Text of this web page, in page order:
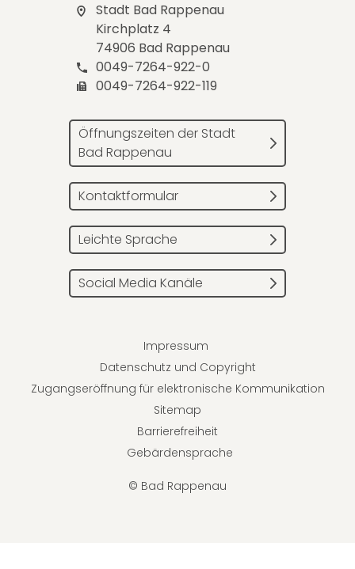
Stadt Bad Rappenau
Kirchplatz 4
74906 Bad Rappenau
0049-7264-922-0
0049-7264-922-119
Öffnungszeiten der Stadt
Bad Rappenau
Kontaktformular
Leichte Sprache
Social Media Kanäle
© Bad Rappenau
Impressum
Datenschutz und Copyright
Zugangseröffnung für elektronische Kommunikation
Sitemap
Barrierefreiheit
Gebärdensprache